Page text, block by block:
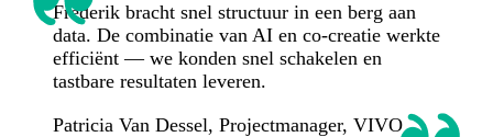
Frederik bracht snel structuur in een berg aan
data. De combinatie van AI en co-creatie werkte
efficiënt — we konden snel schakelen en
tastbare resultaten leveren.
Patricia Van Dessel, Projectmanager, VIVO